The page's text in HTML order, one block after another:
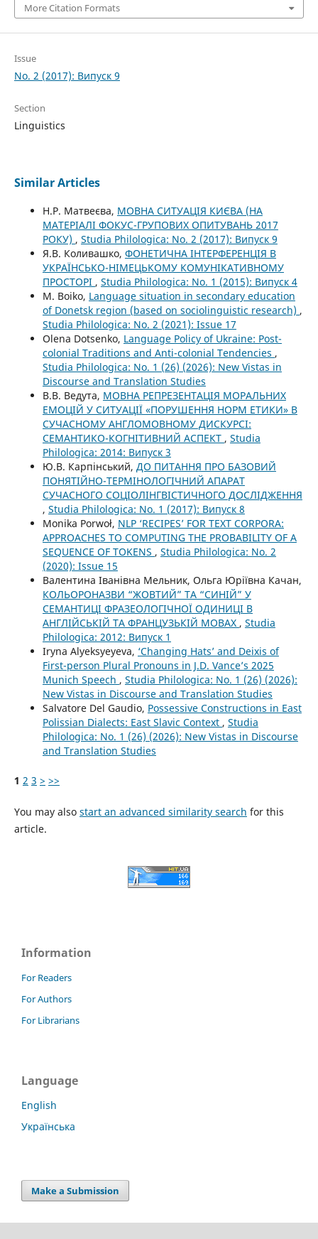
More Citation Formats
Issue
No. 2 (2017): Випуск 9
Section
Linguistics
Similar Articles
Н.Р. Матвеєва, МОВНА СИТУАЦІЯ КИЄВА (НА
МАТЕРІАЛІ ФОКУС-ГРУПОВИХ ОПИТУВАНЬ 2017
РОКУ) , Studia Philologica: No. 2 (2017): Випуск 9
Я.В. Коливашко, ФОНЕТИЧНА ІНТЕРФЕРЕНЦІЯ В
УКРАЇНСЬКО-НІМЕЦЬКОМУ КОМУНІКАТИВНОМУ
ПРОСТОРІ , Studia Philologica: No. 1 (2015): Випуск 4
M. Boiko, Language situation in secondary education
of Donetsk region (based on sociolinguistic research) ,
Studia Philologica: No. 2 (2021): Issue 17
Olena Dotsenko, Language Policy of Ukraine: Post-
colonial Traditions and Anti-colonial Tendencies ,
Studia Philologica: No. 1 (26) (2026): New Vistas in
Discourse and Translation Studies
В.В. Ведута, МОВНА РЕПРЕЗЕНТАЦІЯ МОРАЛЬНИХ
ЕМОЦІЙ У СИТУАЦІЇ «ПОРУШЕННЯ НОРМ ЕТИКИ» В
СУЧАСНОМУ АНГЛОМОВНОМУ ДИСКУРСІ:
СЕМАНТИКО-КОГНІТИВНИЙ АСПЕКТ , Studia
Philologica: 2014: Випуск 3
Ю.В. Карпінський, ДО ПИТАННЯ ПРО БАЗОВИЙ
ПОНЯТІЙНО-ТЕРМІНОЛОГІЧНИЙ АПАРАТ
СУЧАСНОГО СОЦІОЛІНГВІСТИЧНОГО ДОСЛІДЖЕННЯ
, Studia Philologica: No. 1 (2017): Випуск 8
Monika Porwoł, NLP ‘RECIPES’ FOR TEXT CORPORA:
APPROACHES TO COMPUTING THE PROBABILITY OF A
SEQUENCE OF TOKENS , Studia Philologica: No. 2
(2020): Issue 15
Валентина Іванівна Мельник, Ольга Юріївна Качан,
КОЛЬОРОНАЗВИ “ЖОВТИЙ” ТА “СИНІЙ” У
СЕМАНТИЦІ ФРАЗЕОЛОГІЧНОЇ ОДИНИЦІ В
АНГЛІЙСЬКІЙ ТА ФРАНЦУЗЬКІЙ МОВАХ , Studia
Philologica: 2012: Випуск 1
Iryna Alyeksyeyeva, ‘Changing Hats’ and Deixis of
First-person Plural Pronouns in J.D. Vance’s 2025
Munich Speech , Studia Philologica: No. 1 (26) (2026):
New Vistas in Discourse and Translation Studies
Salvatore Del Gaudio, Possessive Constructions in East
Polissian Dialects: East Slavic Context , Studia
Philologica: No. 1 (26) (2026): New Vistas in Discourse
and Translation Studies
1 2 3 > >>
You may also start an advanced similarity search for this
article.
Information
For Readers
For Authors
For Librarians
Language
English
Українська
Make a Submission